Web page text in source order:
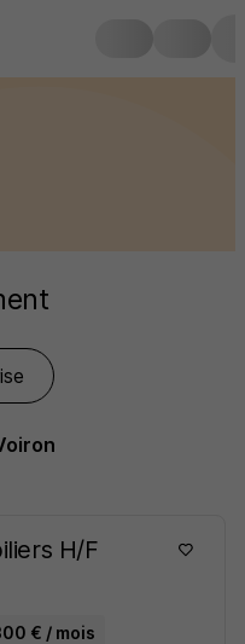
H/F
€ / mois